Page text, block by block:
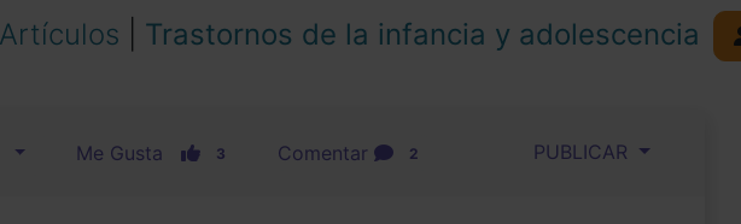
Trastornos de la infancia y adolescencia
Me Gusta 3 Comentar 2 PUBLICAR